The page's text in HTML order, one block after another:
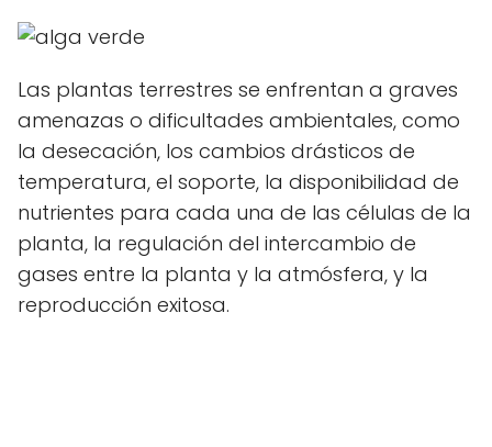
Las plantas terrestres se enfrentan a graves
amenazas o dificultades ambientales, como
la desecación, los cambios drásticos de
temperatura, el soporte, la disponibilidad de
nutrientes para cada una de las células de la
planta, la regulación del intercambio de
gases entre la planta y la atmósfera, y la
reproducción exitosa.